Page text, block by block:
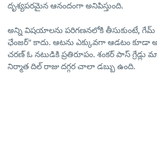
దృశ్యపరమైన ఆనందంగా అనిపిస్తుంది.
అన్ని విషయాలను పరిగణనలోకి తీసుకుంటే, గేమ్
ఛేంజర్" కాదు. ఆటను ఎక్కువగా ఆడటం
చరణ్ ఓ నటుడికి ప్రతిరూపం. శంకర్ పాస్
నిర్మాత దిల్ రాజు దగ్గర చాలా డబ్బు ఉంది.